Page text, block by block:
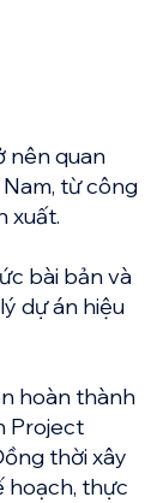
nên quan
từ công
xuất.
bài bản và
dự án hiệu
hoàn thành
Project
thời xây
hoạch, thực